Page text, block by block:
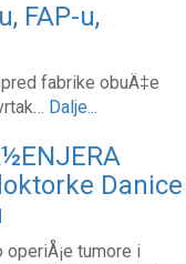
FAP-u,
fabrike obuÄ‡e
Dalje...
Danice
operiÅ¡e tumore i